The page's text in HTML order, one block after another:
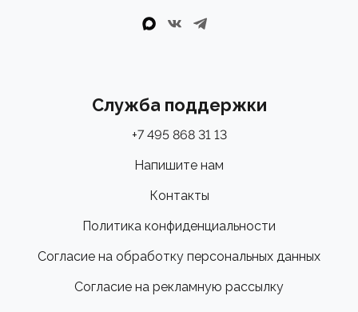
Служба поддержки
+7 495 868 31 13
Напишите нам
Контакты
Политика конфиденциальности
Согласие на обработку персональных данных
Согласие на рекламную рассылку